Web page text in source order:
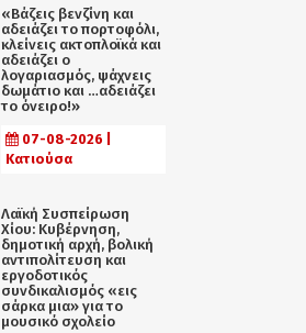
«Βάζεις βενζίνη και
αδειάζει το πορτοφόλι,
κλείνεις ακτοπλοϊκά και
αδειάζει ο
λογαριασμός, ψάχνεις
δωμάτιο και …αδειάζει
το όνειρο!»
07-08-2026 |
Κατιούσα
Λαϊκή Συσπείρωση
Χίου: Κυβέρνηση,
δημοτική αρχή, βολική
αντιπολίτευση και
εργοδοτικός
συνδικαλισμός «εις
σάρκα μια» για το
μουσικό σχολείο